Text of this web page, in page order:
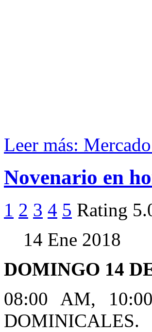
Leer más:
Novenario en
1 2 3 4 5 Rating
14 Ene 2018
DOMINGO 14
08:00 AM,
DOMINICALES.